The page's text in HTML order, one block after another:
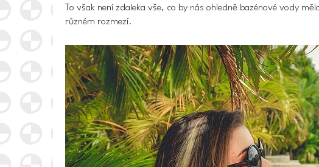
To však není zdaleka vše, co by nás ohledně bazénové vody
různém rozmezí.